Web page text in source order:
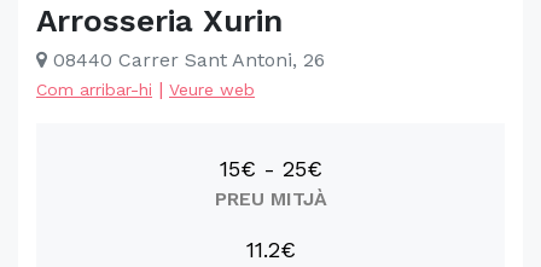
Arrosseria Xurin
08440 Carrer Sant Antoni, 26
Com arribar-hi | Veure web
15€ - 25€
PREU MITJÀ
11.2€